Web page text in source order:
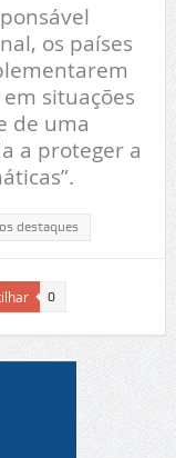
os países
situações
de uma
a proteger a
destaques
0